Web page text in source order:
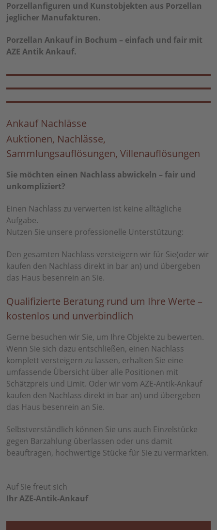
Porzellanfiguren und Kunstobjekten aus Porzellan
jeglicher Manufakturen.
Porzellan Ankauf in Bochum – einfach und fair mit
AZE Antik Ankauf.
Ankauf Nachlässe
Auktionen, Nachlässe,
Sammlungsauflösungen, Villenauflösungen
Sie möchten einen Nachlass abwickeln – fair und
unkompliziert?
Einen Nachlass zu verwerten ist keine alltägliche
Aufgabe.
Nutzen Sie unsere professionelle Unterstützung:
Den gesamten Nachlass versteigern wir für Sie(oder wir
kaufen den Nachlass direkt in bar an) und übergeben
das Haus besenrein an Sie.
Qualifizierte Beratung rund um Ihre Werte –
kostenlos und unverbindlich
Gerne besuchen wir Sie, um Ihre Objekte zu bewerten.
Wenn Sie sich dazu entschließen, einen Nachlass
komplett versteigern zu lassen, erhalten Sie eine
umfassende Übersicht über alle Positionen mit
Schätzpreis und Limit. Oder wir vom AZE-Antik-Ankauf
kaufen den Nachlass direkt in bar an) und übergeben
das Haus besenrein an Sie.
Selbstverständlich können Sie uns auch Einzelstücke
gegen Barzahlung überlassen oder uns damit
beauftragen, hochwertige Stücke für Sie zu vermarkten.
Auf Sie freut sich
Ihr AZE-Antik-Ankauf